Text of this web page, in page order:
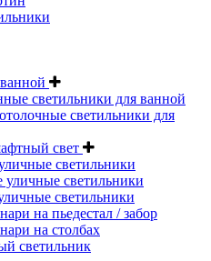
светильники для ванной
светильники для
свет
светильники
светильники
светильники
на пьедестал / забор
на столбах
светильник